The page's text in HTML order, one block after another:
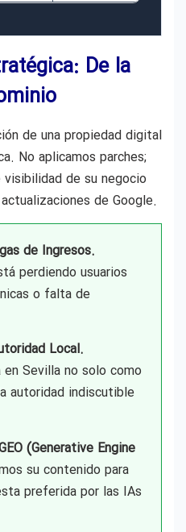
De la
de una propiedad digital
No aplicamos parches;
de su negocio
de Google.
de Ingresos.
perdiendo usuarios
o falta de
Local.
Sevilla no solo como
autoridad indiscutible
(Generative Engine
su contenido para
preferida por las IAs